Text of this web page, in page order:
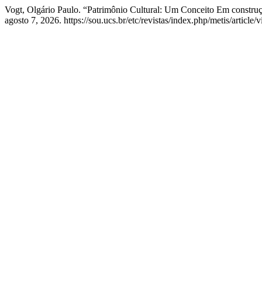
Vogt, Olgário Paulo. “Patrimônio Cultural: Um Conceito Em
agosto 7, 2026. https://sou.ucs.br/etc/revistas/index.php/metis/article/